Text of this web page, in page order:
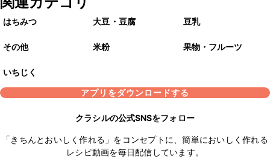
はちみつ 大豆・豆腐 豆乳
その他 米粉 果物・フルーツ
いちじく
アプリをダウンロードする
クラシルの公式SNSをフォロー
「きちんとおいしく作れる」をコンセプトに、簡単においしく作れる
レシピ動画を毎日配信しています。